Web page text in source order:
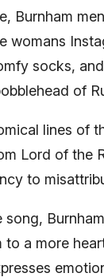
Burnham
womans
socks,
of
lines of
Lord of the
to
song,
to a more